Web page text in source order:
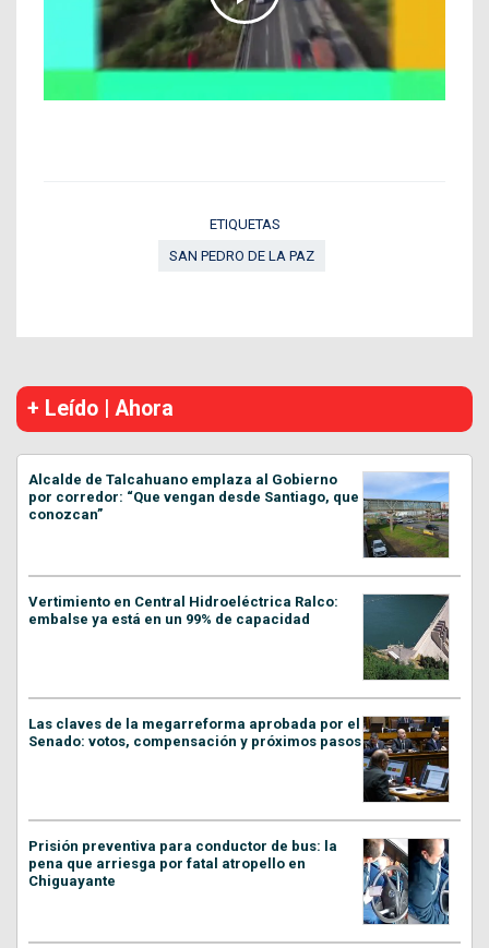
ETIQUETAS
SAN PEDRO DE LA PAZ
+ Leído | Ahora
Alcalde de Talcahuano emplaza al Gobierno
por corredor: “Que vengan desde Santiago, que
conozcan”
Vertimiento en Central Hidroeléctrica Ralco:
embalse ya está en un 99% de capacidad
Las claves de la megarreforma aprobada por el
Senado: votos, compensación y próximos pasos
Prisión preventiva para conductor de bus: la
pena que arriesga por fatal atropello en
Chiguayante